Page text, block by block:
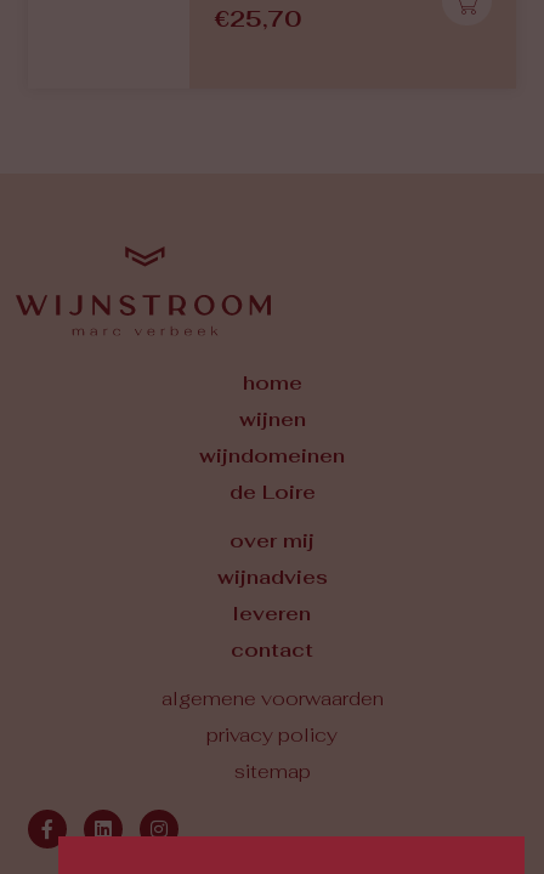
€25,70
home
wijnen
wijndomeinen
de Loire
over mij
wijnadvies
leveren
contact
algemene voorwaarden
privacy policy
sitemap